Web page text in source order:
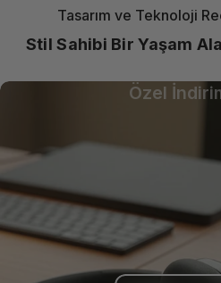
Özel
Tasarım ve Teknoloji
Stil Sahibi Bir Yaşam